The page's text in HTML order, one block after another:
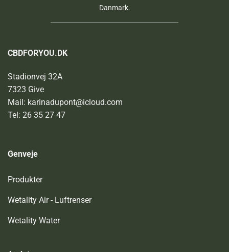
Danmark.
CBDFORYOU.DK
Stadionvej 32A
7323 Give
Mail: karinadupont@icloud.com
Tel: 26 35 27 47
Genveje
Produkter
Wetality Air - Luftrenser
Wetality Water